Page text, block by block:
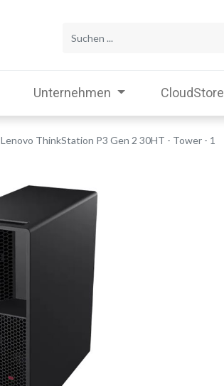
Unternehmen CloudStore
Lenovo ThinkStation P3 Gen 2 30HT - Tower - 1